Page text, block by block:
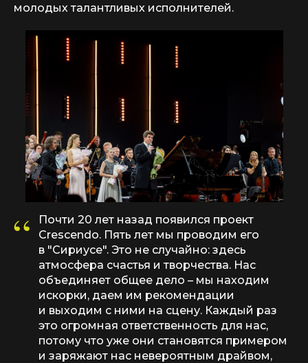
молодых талантливых исполнителей.
“
Почти 20 лет назад появился проект
Crescendo. Пять лет мы проводим его
в "Сириусе". Это не случайно: здесь
атмосфера счастья и творчества. Нас
объединяет общее дело – мы находим
искорки, даем им рекомендации
и выходим с ними на сцену. Каждый раз
это огромная ответственность для нас,
потому что уже они становятся примером
и заряжают нас невероятным драйвом,